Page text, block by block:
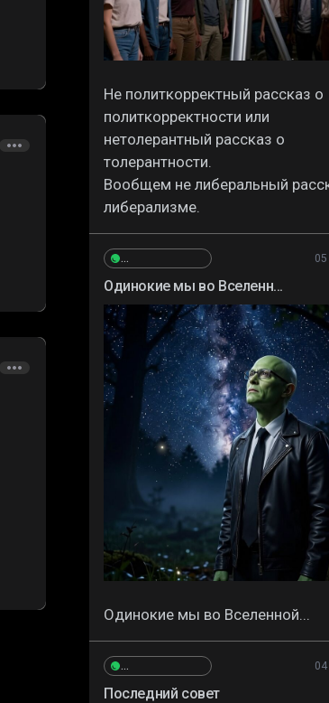
Не политкорректный рассказ о
политкорректности или
нетолерантный рассказ о
толерантности.
Вообщем не либеральный
либерализме.
Одинокие мы во Вселенн...
Одинокие мы во Вселенной...
Последний совет